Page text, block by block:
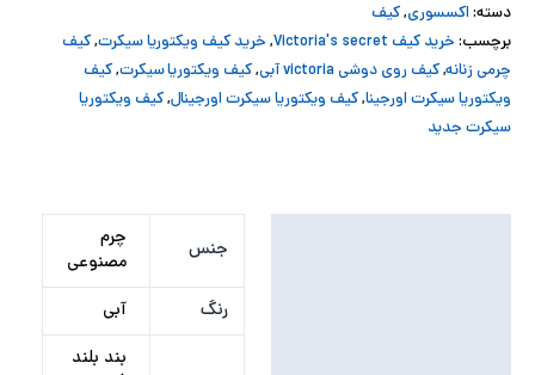
دسته:اکسسوری,کیف
برچسب:خرید کیف Victoria's secret ,خرید کیف ویکتوریا سیکرت,کیف
چرمی زنانه,کیف روی دوشی victoria آبی ,کیف ویکتوریا سیکرت,کیف
ویکتوریا سیکرت اورجینا,کیف ویکتوریا سیکرت اورجینال,کیف ویکتوریا
سیکرت جدید
جنس
چرم
مصنوعی
رنگ
آبی
بند بلند